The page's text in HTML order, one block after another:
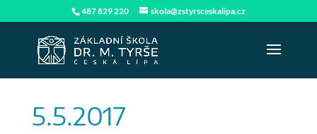
487 829 220 skola@zstyrsceskalipa.cz
5.5.2017